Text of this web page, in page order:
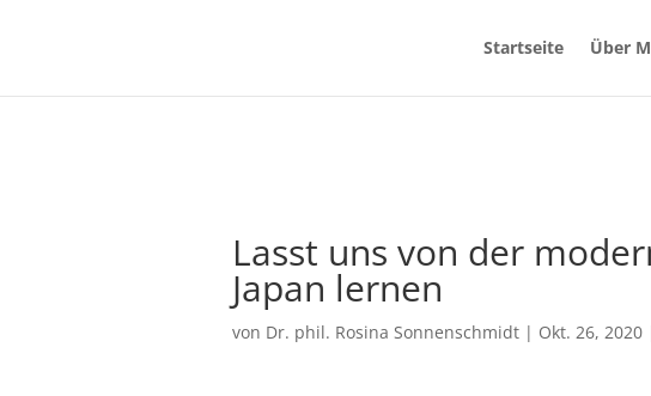
Startseite Über
Lasst uns von der
Japan lernen
von Dr. phil. Rosina Sonnenschmidt| Okt. 26, 2020